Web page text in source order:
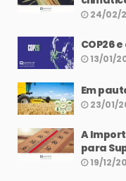
24/02/
COP26
13/01/
Em
23/01/
A
para
19/12/